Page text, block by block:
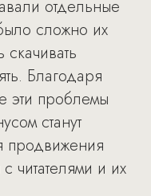
отдельные
сложно их
Благодаря
эти проблемы
станут
продвижения
читателями и их